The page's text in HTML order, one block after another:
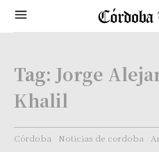
Tag: Jorge
Khalil
Córdoba Noticias de cordoba